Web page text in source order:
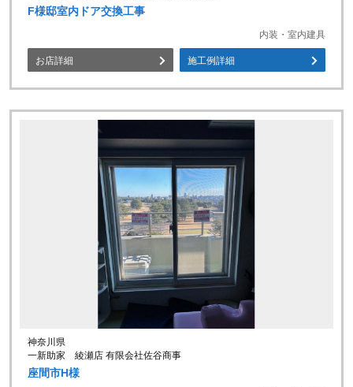
F様邸室内ドア交換工事
内装・室内建具
お店詳細 施工例詳細
神奈川県
一新助家 綾瀬店 有限会社佐谷商事
座間市H様